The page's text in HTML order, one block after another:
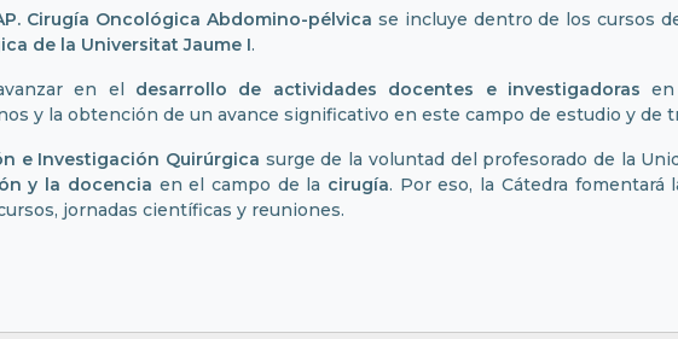
Cirugía Oncológica Abdomino-pélvica se incluye dentro de los cursos
de la Universitat Jaume I.
en el desarrollo de actividades docentes e investigadoras
y la obtención de un avance significativo en este campo de estudio y de
e Investigación Quirúrgica surge de la voluntad del profesorado de la
y la docencia en el campo de la cirugía. Por eso, la Cátedra
jornadas científicas y reuniones.